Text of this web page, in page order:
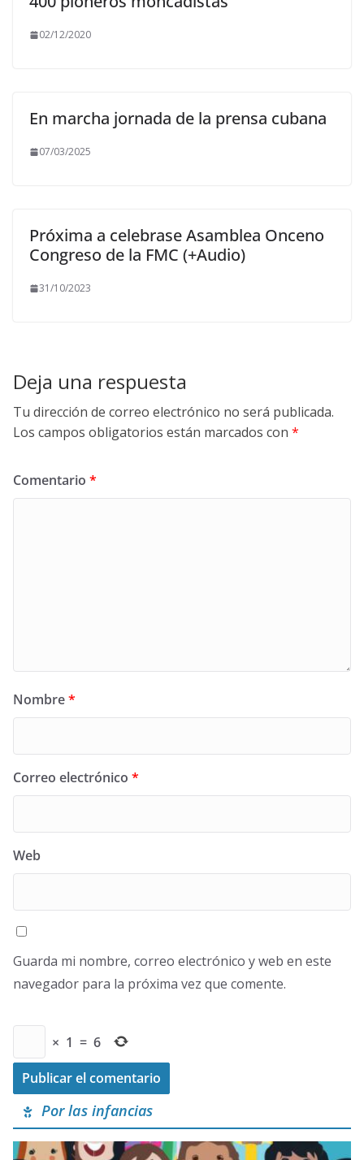
02/12/2020
En marcha jornada de la prensa cubana
07/03/2025
Próxima a celebrase Asamblea Onceno
Congreso de la FMC (+Audio)
31/10/2023
Deja una respuesta
Tu dirección de correo electrónico no será publicada.
Los campos obligatorios están marcados con *
Comentario *
Nombre*
Correo electrónico *
Web
Guarda mi nombre, correo electrónico y web en este
navegador para la próxima vez que comente.
× 1 = 6
Por las infancias